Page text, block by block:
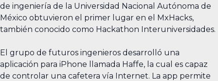
de ingeniería de la Universidad Nacional Autónoma de
México obtuvieron el primer lugar en el MxHacks,
también conocido como Hackathon Interuniversidades.
El grupo de futuros ingenieros desarrolló una
aplicación para iPhone llamada Haffe, la cual es capaz
de controlar una cafetera vía Internet. La app permite